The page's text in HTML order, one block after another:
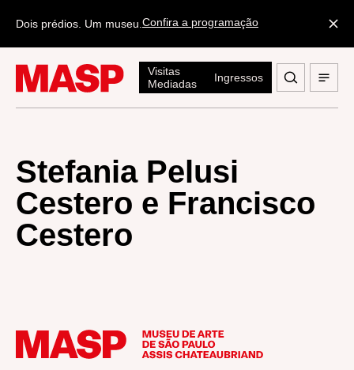
Dois prédios. Um museu. Confira a programação
Visitas
Mediadas
Ingressos
Stefania Pelusi
Cestero e Francisco
Cestero